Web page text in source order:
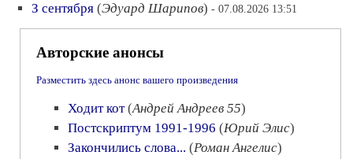
З сентября (Эдуард Шарипов) - 07.08.2026 13:51
Авторские анонсы
Разместить здесь анонс вашего произведения
Ходит кот(Андрей Андреев 55)
Постскриптум 1991-1996 (Юрий Элис)
Закончились слова... (Роман Ангелис)